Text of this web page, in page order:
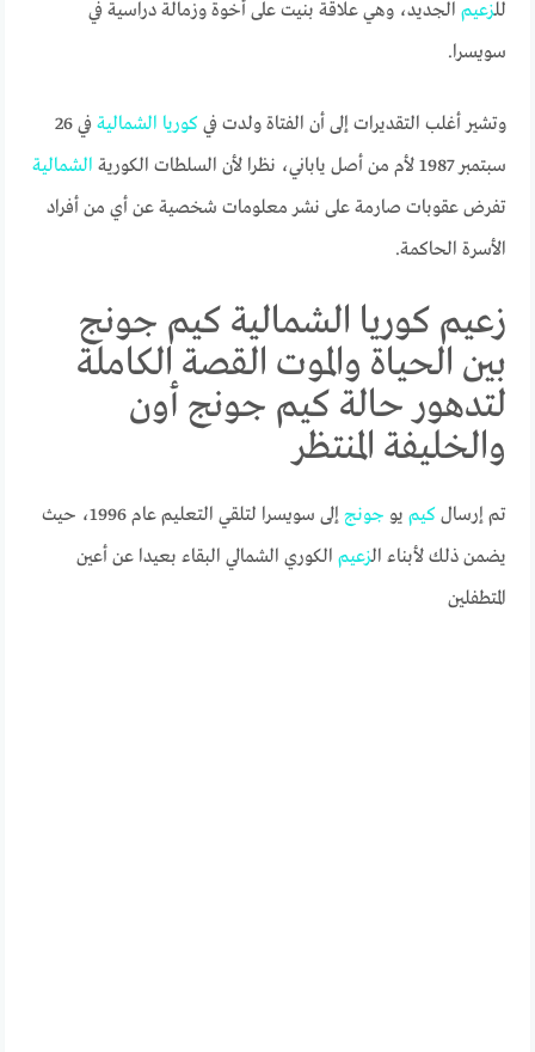
للزعيم الجديد، وهي علاقة بنيت على أخوة وزمالة دراسية في
سويسرا.
وتشير أغلب التقديرات إلى أن الفتاة ولدت فيكوريا الشمالية
في 26
سبتمبر 1987 لأم من أصل ياباني، نظرا لأن السلطات الكورية
الشمالية
تفرض عقوبات صارمة على نشر معلومات شخصية عن أي من أفراد
الأسرة الحاكمة.
زعيم كوريا الشمالية كيم جونج
بين الحياة والموت القصة الكاملة
لتدهور حالة كيم جونج أون
والخليفة المنتظر
تم إرسالكيم يو جونج
إلى سويسرا لتلقي التعليم عام 1996، حيث
يضمن ذلك لأبناء الزعيم الكوري الشمالي البقاء بعيدا عن أعين
المتطفلين